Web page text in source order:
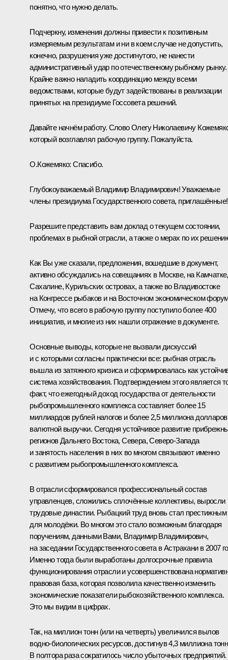
понятно, что нужно делать.
Подчеркну, изменения должны привести к позитивным
измеряемым результатам и ни в коем случае не допустить,
конечно, разрушения уже достигнутого, не нанести
административный удар по отечественному рыбному рынку.
Крайне важно наладить координацию между всеми
ведомствами, которые будут задействованы в реализации
принятых на президиуме Госсовета решений.
Давайте начнём работу. Слово Олегу Николаевичу
который возглавлял рабочую группу. Пожалуйста.
О.Кожемяко: Спасибо.
Глубокоуважаемый Владимир Владимирович! Уважаемые
члены президиума Государственного совета, приглашённые!
Разрешите представить вам доклад о текущем состоянии,
проблемах в рыбной отрасли, а также о мерах по их
Как Вы уже сказали, предложения, вошедшие в документ,
активно обсуждались на совещаниях в Москве, на Камчатке,
Сахалине, Курильских островах, а также во Владивостоке
на Конгрессе рыбаков и на Восточном экономическом
Отмечу, что всего в рабочую группу поступило более 400
инициатив, и многие из них нашли отражение в документе.
Основные выводы, которые не вызвали дискуссий
и с которыми согласны практически все: рыбная отрасль
вышла из затяжного кризиса и сформировалась как
система хозяйствования. Подтверждением этого является
факт, что ежегодный доход государства от деятельности
рыбопромышленного комплекса составляет более 15
миллиардов рублей налогов и более 2,5 миллиона долларов
валютной выручки. Сегодня устойчивое развитие
регионов Дальнего Востока, Севера, Северо-Запада
и занятость населения в них во многом связывают именно
с развитием рыбопромышленного комплекса.
В отрасли сформировался профессиональный состав
управленцев, сложились сплочённые коллективы, выросли
трудовые династии. Рыбацкий труд вновь стал престижным
для молодёжи. Во многом это стало возможным благодаря
поручениям, данными Вами, Владимир Владимирович,
на заседании Государственного совета в Астрахани в 2007
Именно тогда были выработаны долгосрочные правила
функционирования отрасли и усовершенствована
правовая база, которая позволила качественно изменить
экономические показатели рыбохозяйственного комплекса.
Это мы видим в цифрах.
Так, на миллион тонн (или на четверть) увеличился вылов
водно-биологических ресурсов, достигнув 4,3 миллиона
В полтора раза сократилось число убыточных предприятий.